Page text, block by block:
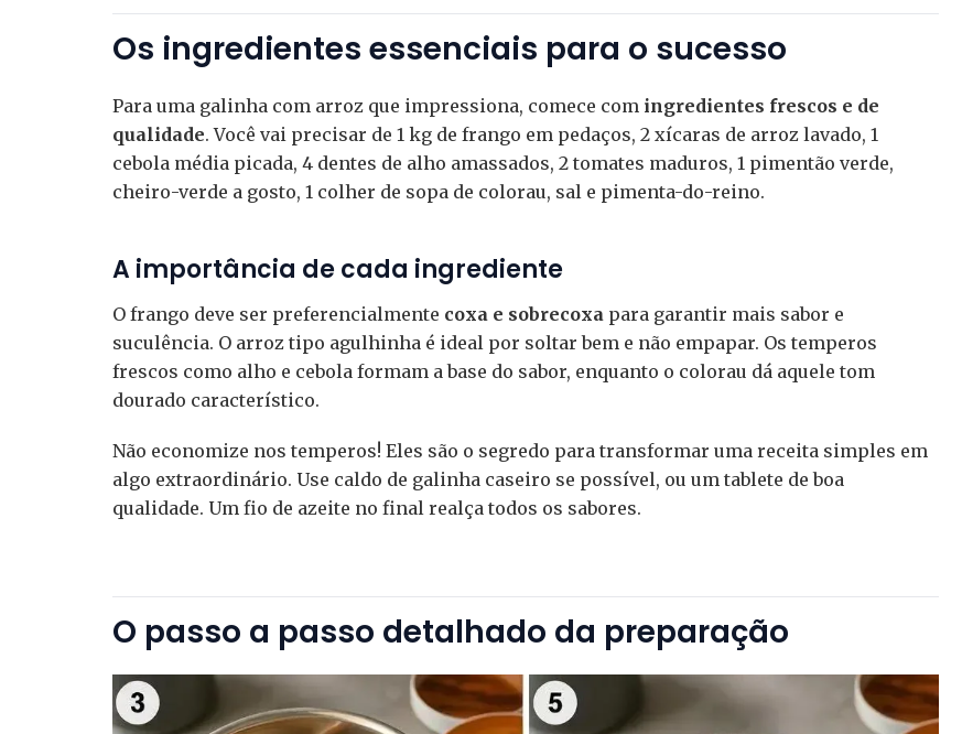
Os ingredientes essenciais para o sucesso
Para uma galinha com arroz que impressiona, comece com ingredientes frescos e de
qualidade. Você vai precisar de 1 kg de frango em pedaços, 2 xícaras de arroz lavado, 1
cebola média picada, 4 dentes de alho amassados, 2 tomates maduros, 1 pimentão verde,
cheiro-verde a gosto, 1 colher de sopa de colorau, sal e pimenta-do-reino.
A importância de cada ingrediente
O frango deve ser preferencialmente coxa e sobrecoxa para garantir mais sabor e
suculência. O arroz tipo agulhinha é ideal por soltar bem e não empapar. Os temperos
frescos como alho e cebola formam a base do sabor, enquanto o colorau dá aquele tom
dourado característico.
Não economize nos temperos! Eles são o segredo para transformar uma receita simples em
algo extraordinário. Use caldo de galinha caseiro se possível, ou um tablete de boa
qualidade. Um fio de azeite no final realça todos os sabores.
O passo a passo detalhado da preparação